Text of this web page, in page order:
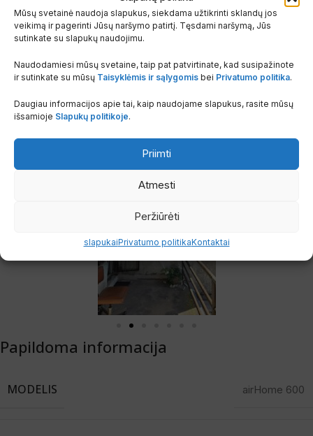
Mūsų svetainė naudoja slapukus, siekdama užtikrinti sklandų jos
veikimą ir pagerinti Jūsų naršymo patirtį. Tęsdami naršymą, Jūs
sutinkate su slapukų naudojimu.
Naudodamiesi mūsų svetaine, taip pat patvirtinate, kad susipažinote
ir sutinkate su mūsų Taisyklėmis ir sąlygomis bei Privatumo politika.
Daugiau informacijos apie tai, kaip naudojame slapukus, rasite mūsų
išsamioje Slapukų politikoje.
Priimti
Atmesti
Peržiūrėti
slapukaiPrivatumo politikaKontaktai
✅ Jokių rūpesčių – vienas užsakymas, viskuo pasirūpinsime mes
Užsisakykite įrangą su pasitikėjimu – komfortu
Klientų pasirinkimai
Papildoma informacija
MODELIS airHome 600